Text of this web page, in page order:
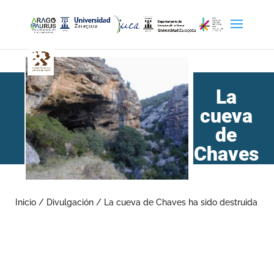
La
cueva
de
Chaves
Inicio / Divulgación / La cueva de Chaves ha sido destruida